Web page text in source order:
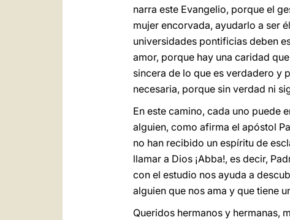
narra este Evangelio, porque el
mujer encorvada, ayudarlo a ser
universidades pontificias deben
amor, porque hay una caridad
sincera de lo que es verdadero y
necesaria, porque sin verdad ni
En este camino, cada uno puede
alguien, como afirma el apóstol
no han recibido un espíritu de
llamar a Dios ¡Abba!, es decir,
con el estudio nos ayuda a
alguien que nos ama y que tiene
Queridos hermanos y hermanas,